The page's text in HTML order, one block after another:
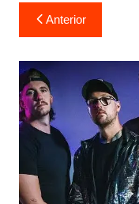
Navegação
de
Post
Anterior